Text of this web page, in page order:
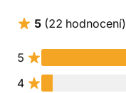
5 (22 hodnocení)
5
4